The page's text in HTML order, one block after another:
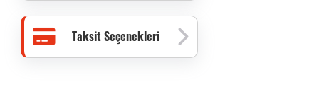
Taksit Seçenekleri